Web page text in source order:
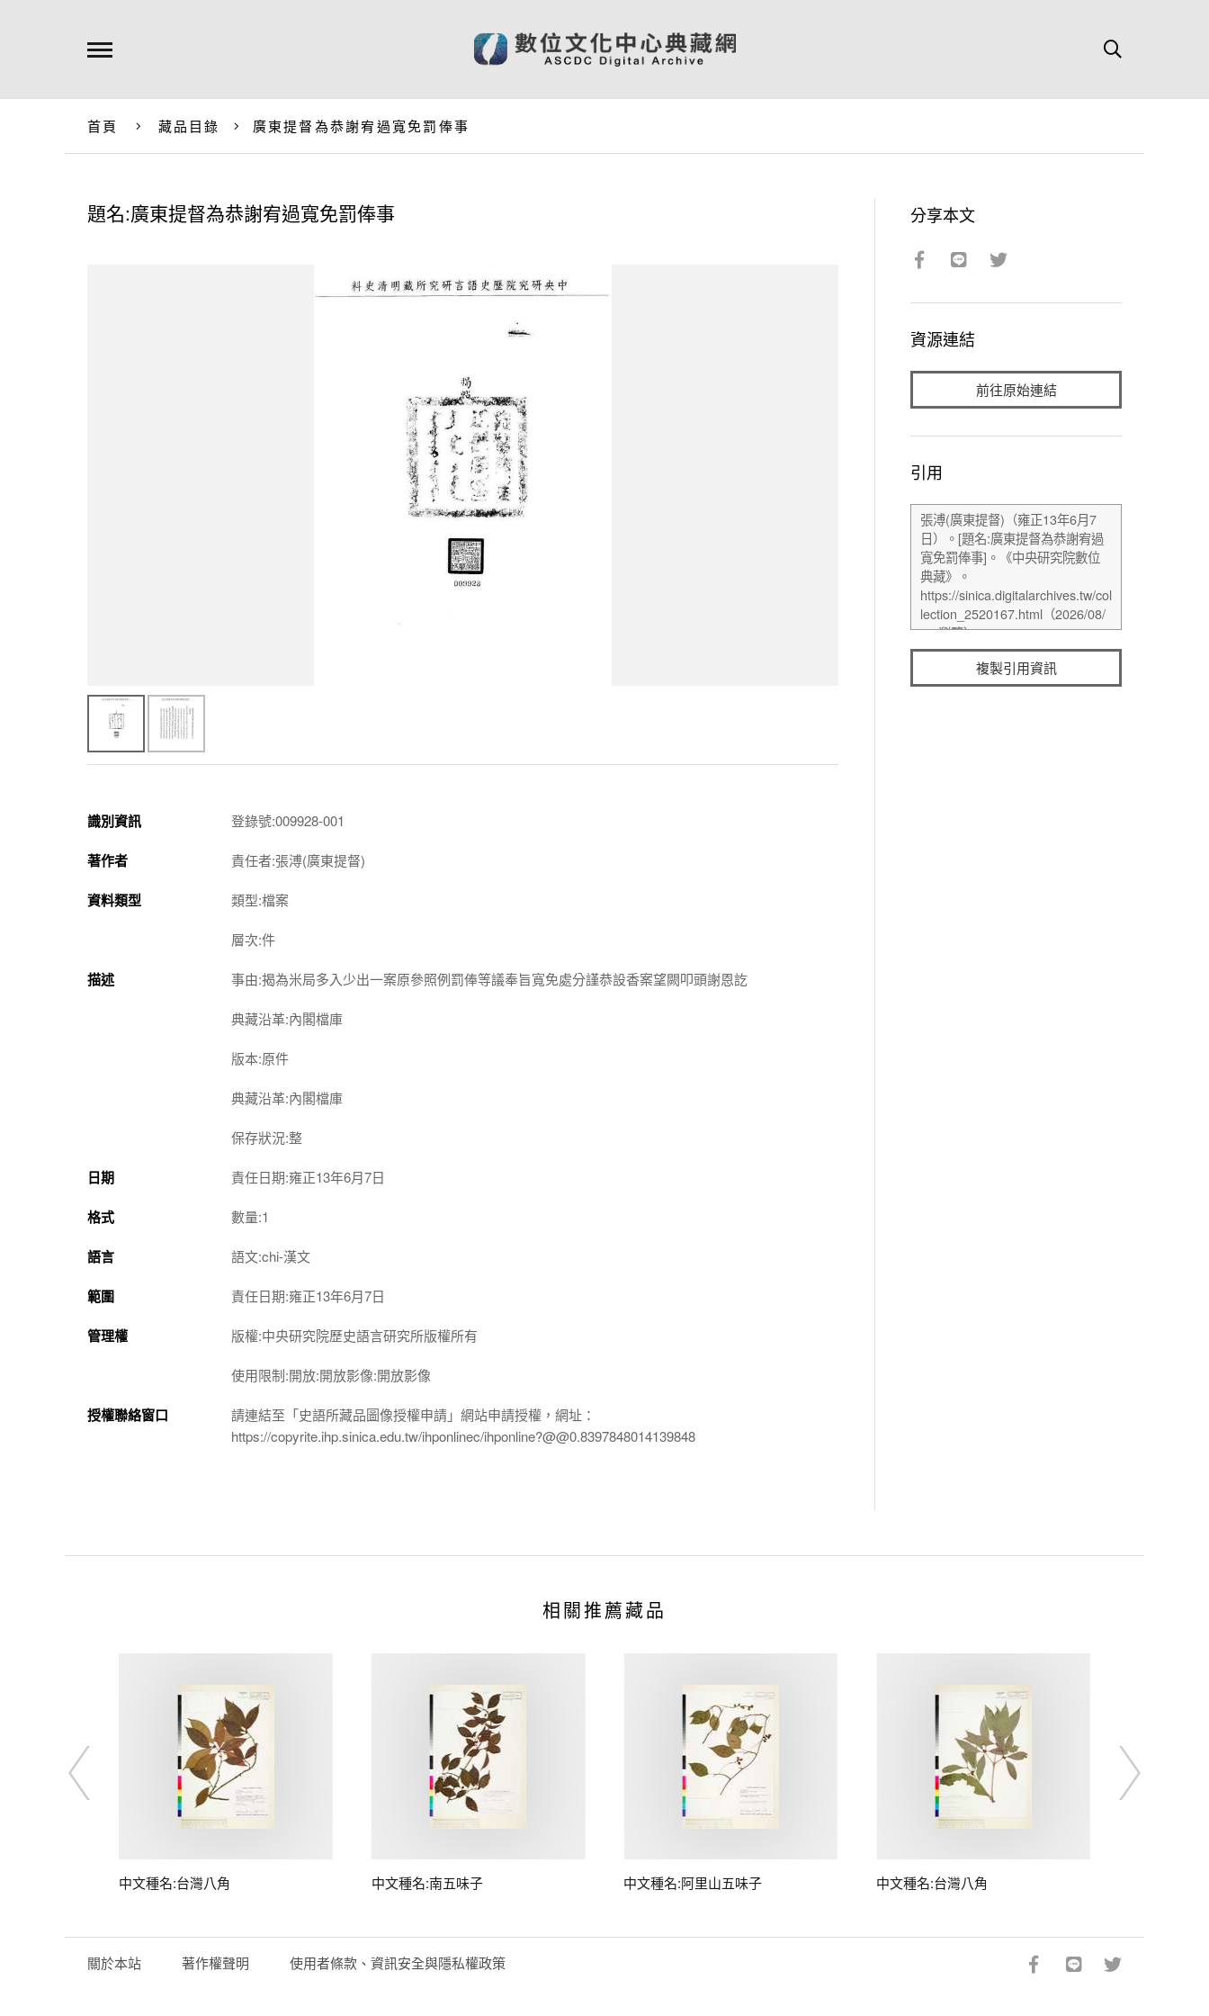
首頁 藏品目錄 廣東提督為恭謝宥過寬免罰俸事
題名:廣東提督為恭謝宥過寬免罰俸事
識別資訊 登錄號:009928-001
著作者 責任者:張溥(廣東提督)
資料類型 類型:檔案
層次:件
描述 事由:揭為米局多入少出一案原參照例罰俸等議奉旨寬免處分謹恭設香案望闕叩頭謝恩訖
典藏沿革:內閣檔庫
版本:原件
典藏沿革:內閣檔庫
保存狀況:整
日期 責任日期:雍正13年6月7日
格式 數量:1
語言 語文:chi-漢文
範圍 責任日期:雍正13年6月7日
管理權 版權:中央研究院歷史語言研究所版權所有
使用限制:開放:開放影像:開放影像
授權聯絡窗口
請連結至「史語所藏品圖像授權申請」網站申請授權，網址：
https://copyrite.ihp.sinica.edu.tw/ihponlinec/ihponline?@@0.8397848014139848
分享本文
資源連結
前往原始連結
引用
複製引用資訊
相關推薦藏品
中文種名:台灣八角 中文種名:南五味子 中文種名:阿里山五味子 中文種名:台灣八角
關於本站 著作權聲明 使用者條款、資訊安全與隱私權政策